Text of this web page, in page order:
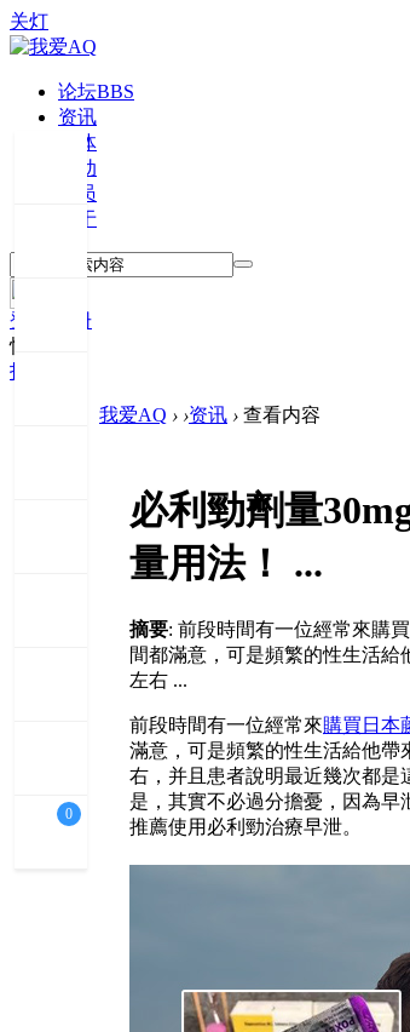
关灯
论坛BBS
资讯
媒体
活动
会员
关于
登录
注册
快捷登录
投稿
我爱AQ › ›资讯 › 查看内容
0
必利勁劑量
量用法！ ...
摘要: 前段時間有一位經常來購
間都滿意，可是頻繁的性生活
左右 ...
前段時間有一位經常來購買日本
滿意，可是頻繁的性生活給他帶
右，并且患者說明最近幾次都是
是，其實不必過分擔憂，因為
推薦使用必利勁治療早泄。